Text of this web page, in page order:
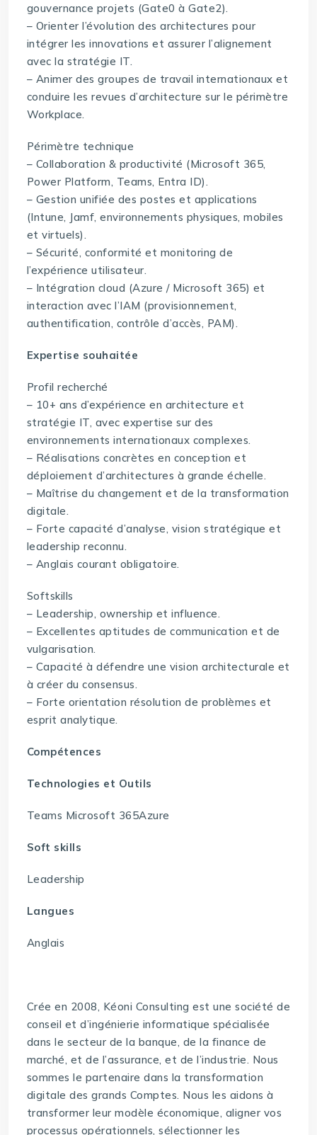
gouvernance projets (Gate0 à Gate2).
– Orienter l’évolution des architectures pour
intégrer les innovations et assurer l’alignement
avec la stratégie IT.
– Animer des groupes de travail internationaux et
conduire les revues d’architecture sur le périmètre
Workplace.
Périmètre technique
– Collaboration & productivité (Microsoft 365,
Power Platform, Teams, Entra ID).
– Gestion unifiée des postes et applications
(Intune, Jamf, environnements physiques, mobiles
et virtuels).
– Sécurité, conformité et monitoring de
l’expérience utilisateur.
– Intégration cloud (Azure / Microsoft 365) et
interaction avec l’IAM (provisionnement,
authentification, contrôle d’accès, PAM).
Expertise souhaitée
Profil recherché
– 10+ ans d’expérience en architecture et
stratégie IT, avec expertise sur des
environnements internationaux complexes.
– Réalisations concrètes en conception et
déploiement d’architectures à grande échelle.
– Maîtrise du changement et de la transformation
digitale.
– Forte capacité d’analyse, vision stratégique et
leadership reconnu.
– Anglais courant obligatoire.
Softskills
– Leadership, ownership et influence.
– Excellentes aptitudes de communication et de
vulgarisation.
– Capacité à défendre une vision architecturale et
à créer du consensus.
– Forte orientation résolution de problèmes et
esprit analytique.
Compétences
Technologies et Outils
Teams Microsoft 365Azure
Soft skills
Leadership
Langues
Anglais
Crée en 2008, Kéoni Consulting est une société de
conseil et d’ingénierie informatique spécialisée
dans le secteur de la banque, de la finance de
marché, et de l’assurance, et de l’industrie. Nous
sommes le partenaire dans la transformation
digitale des grands Comptes. Nous les aidons à
transformer leur modèle économique, aligner vos
processus opérationnels, sélectionner les